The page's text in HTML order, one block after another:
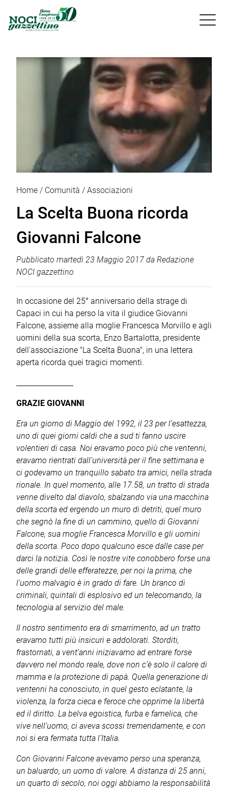

Home Comunità Associazioni
La Scelta Buona ricorda
Giovanni Falcone
Pubblicato martedì 23 Maggio 2017 da Redazione
NOCI gazzettino
In occasione del 25° anniversario della strage di
Capaci in cui ha perso la vita il giudice Giovanni
Falcone, assieme alla moglie Francesca Morvillo e agli
uomini della sua scorta, Enzo Bartalotta, presidente
dell'associazione "La Scelta Buona", in una lettera
aperta ricorda quei tragici momenti.
GRAZIE GIOVANNI
Era un giorno di Maggio del 1992, il 23 per l’esattezza,
uno di quei giorni caldi che a sud ti fanno uscire
volentieri di casa. Noi eravamo poco più che ventenni,
eravamo rientrati dall’università per il fine settimana e
ci godevamo un tranquillo sabato tra amici, nella strada
rionale. In quel momento, alle 17.58, un tratto di strada
venne divelto dal diavolo, sbalzando via una macchina
della scorta ed ergendo un muro di detriti, quel muro
che segnò la fine di un cammino, quello di Giovanni
Falcone, sua moglie Francesca Morvillo e gli uomini
della scorta. Poco dopo qualcuno esce dalle case per
darci la notizia. Così le nostre vite conobbero forse una
delle grandi delle efferatezze, per noi la prima, che
l’uomo malvagio è in grado di fare. Un branco di
criminali, quintali di esplosivo ed un telecomando, la
tecnologia al servizio del male.
Il nostro sentimento era di smarrimento, ad un tratto
eravamo tutti più insicuri e addolorati. Storditi,
frastornati, a vent’anni iniziavamo ad entrare forse
davvero nel mondo reale, dove non c’è solo il calore di
mamma e la protezione di papà. Quella generazione di
ventenni ha conosciuto, in quel gesto eclatante, la
violenza, la forza cieca e feroce che opprime la libertà
ed il diritto. La belva egoistica, furba e famelica, che
vive nell’uomo, ci aveva scossi tremendamente, e con
noi si era fermata tutta l’Italia.
Con Giovanni Falcone avevamo perso una speranza,
un baluardo, un uomo di valore. A distanza di 25 anni,
un quarto di secolo, noi oggi abbiamo la responsabilità